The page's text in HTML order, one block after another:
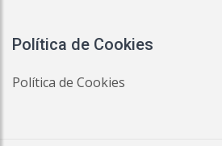
Política de Cookies
Política de Cookies